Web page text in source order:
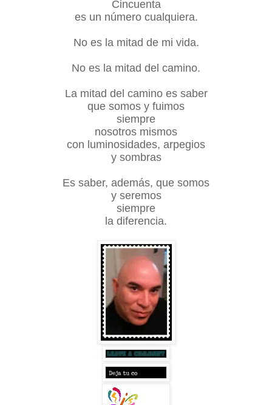
Cincuenta
es un número cualquiera.
No es la mitad de mi vida.
No es la mitad del camino.
La mitad del camino es saber
que somos y fuimos
siempre
nosotros mismos
con luminosidades, arpegios
y sombras
Es saber, además, que somos
y seremos
siempre
la diferencia.